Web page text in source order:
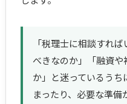
「税理士に相談すれ
べきなのか」「融資
か」と迷っているう
まったり、必要な準備